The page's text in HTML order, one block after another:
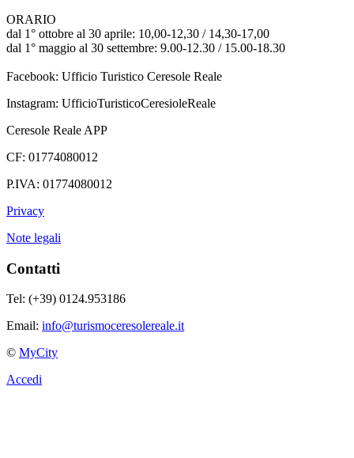
ORARIO
dal 1° ottobre al 30 aprile: 10,00-12,30 / 14,30-17,00
dal 1° maggio al 30 settembre: 9.00-12.30 / 15.00-18.30
Facebook: Ufficio Turistico Ceresole Reale
Instagram: UfficioTuristicoCeresioleReale
Ceresole Reale APP
CF: 01774080012
P.IVA: 01774080012
Privacy
Note legali
Contatti
Tel: (+39) 0124.953186
Email: info@turismoceresolereale.it
© MyCity
Accedi